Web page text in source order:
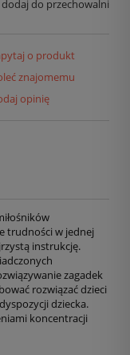
dodaj do przechowalni
o produkt
znajomemu
opinię
trudności w jednej
instrukcję.
zagadek
rozwiązać dzieci
dziecka.
koncentracji